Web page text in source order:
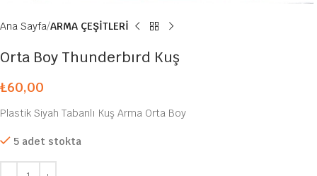
Ana Sayfa ARMA ÇEŞİTLERİ
Orta Boy Thunderbırd Kuş
₺60,00
Plastik Siyah Tabanlı Kuş Arma Orta Boy
5 adet stokta